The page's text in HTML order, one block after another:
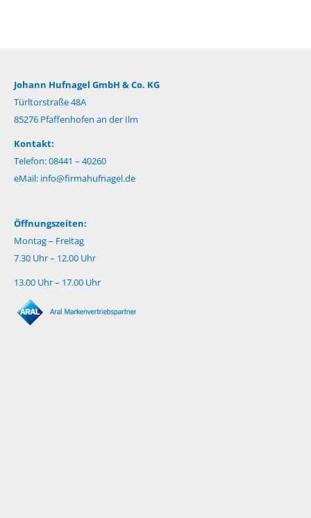
Johann Hufnagel GmbH & Co. KG
Türltorstraße 48A
85276 Pfaffenhofen an der Ilm
Kontakt:
Telefon: 08441 – 40260
eMail: info@firmahufnagel.de
Öffnungszeiten:
Montag – Freitag
7.30 Uhr – 12.00 Uhr
13.00 Uhr – 17.00 Uhr